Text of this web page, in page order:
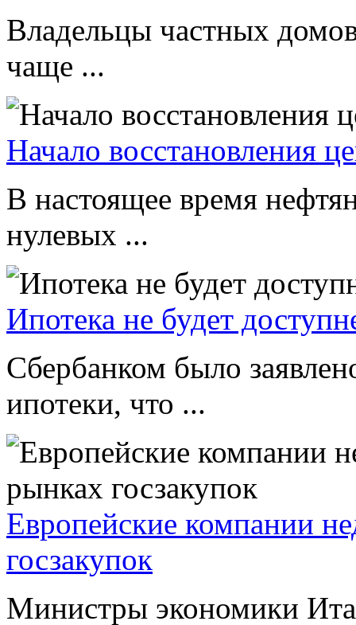
Владельцы частных
чаще ...
Начало восстановления
В настоящее время
нулевых ...
Ипотека не будет
Сбербанком было
ипотеки, что ...
Европейские компании
госзакупок
Министры экономики